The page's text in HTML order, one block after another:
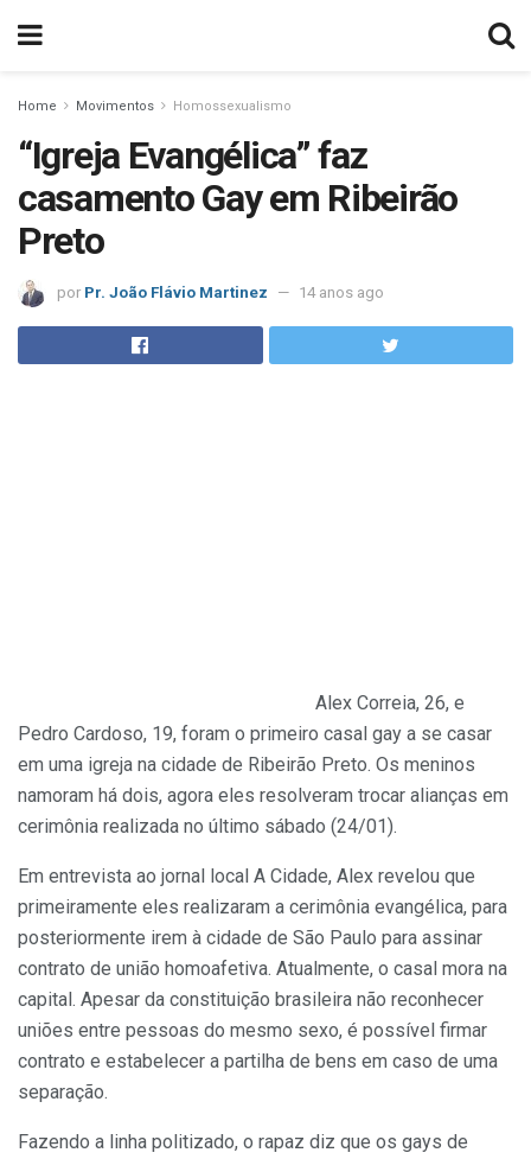
Home Movimentos Homossexualismo
“Igreja Evangélica” faz
casamento Gay em Ribeirão
Preto
por Pr. João Flávio Martinez 14 anos ago
Alex Correia, 26, e
Pedro Cardoso, 19, foram o primeiro casal gay a se casar
em uma igreja na cidade de Ribeirão Preto. Os meninos
namoram há dois, agora eles resolveram trocar alianças em
cerimônia realizada no último sábado (24/01).
Em entrevista ao jornal local A Cidade, Alex revelou que
primeiramente eles realizaram a cerimônia evangélica, para
posteriormente irem à cidade de São Paulo para assinar
contrato de união homoafetiva. Atualmente, o casal mora na
capital. Apesar da constituição brasileira não reconhecer
uniões entre pessoas do mesmo sexo, é possível firmar
contrato e estabelecer a partilha de bens em caso de uma
separação.
Fazendo a linha politizado, o rapaz diz que os gays de